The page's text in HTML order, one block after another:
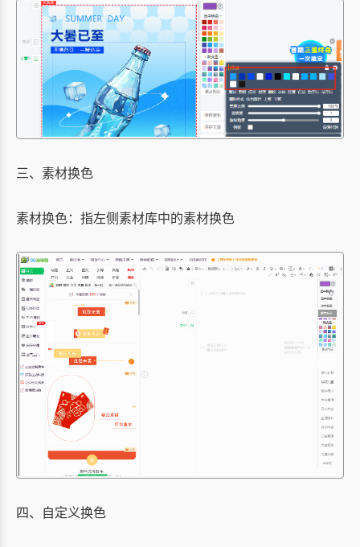
三、素材换色
素材换色：指左侧素材库中的素材换色
四、自定义换色